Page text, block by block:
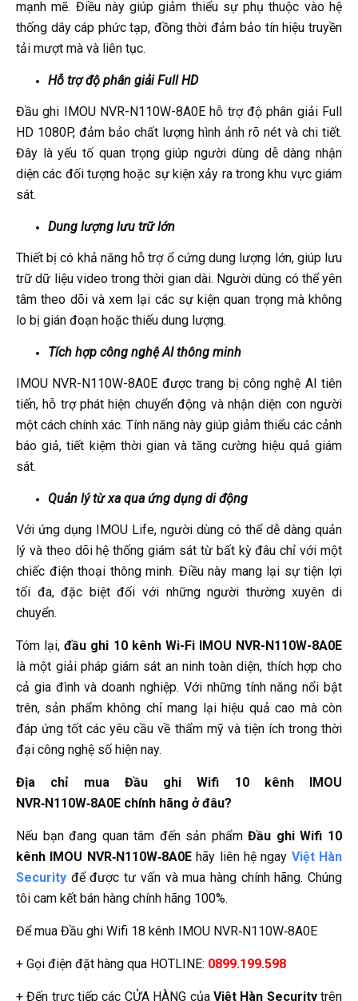
mạnh mẽ. Điều này giúp giảm thiểu sự phụ thuộc vào hệ
thống dây cáp phức tạp, đồng thời đảm bảo tín hiệu truyền
tải mượt mà và liên tục.
Hỗ trợ độ phân giải Full HD
Đầu ghi IMOU NVR-N110W-8A0E hỗ trợ độ phân giải Full
HD 1080P, đảm bảo chất lượng hình ảnh rõ nét và chi tiết.
Đây là yếu tố quan trọng giúp người dùng dễ dàng nhận
diện các đối tượng hoặc sự kiện xảy ra trong khu vực giám
sát.
Dung lượng lưu trữ lớn
Thiết bị có khả năng hỗ trợ ổ cứng dung lượng lớn, giúp lưu
trữ dữ liệu video trong thời gian dài. Người dùng có thể yên
tâm theo dõi và xem lại các sự kiện quan trọng mà không
lo bị gián đoạn hoặc thiếu dung lượng.
Tích hợp công nghệ AI thông minh
IMOU NVR-N110W-8A0E được trang bị công nghệ AI tiên
tiến, hỗ trợ phát hiện chuyển động và nhận diện con người
một cách chính xác. Tính năng này giúp giảm thiểu các cảnh
báo giả, tiết kiệm thời gian và tăng cường hiệu quả giám
sát.
Quản lý từ xa qua ứng dụng di động
Với ứng dụng IMOU Life, người dùng có thể dễ dàng quản
lý và theo dõi hệ thống giám sát từ bất kỳ đâu chỉ với một
chiếc điện thoại thông minh. Điều này mang lại sự tiện lợi
tối đa, đặc biệt đối với những người thường xuyên di
chuyển.
Tóm lại,đầu ghi 10 kênh Wi-Fi IMOU NVR-N110W-8A0E
là một giải pháp giám sát an ninh toàn diện, thích hợp cho
cả gia đình và doanh nghiệp. Với những tính năng nổi bật
trên, sản phẩm không chỉ mang lại hiệu quả cao mà còn
đáp ứng tốt các yêu cầu về thẩm mỹ và tiện ích trong thời
đại công nghệ số hiện nay.
Địa chỉ mua Đầu ghi Wifi 10 kênh IMOU
NVR‑N110W‑8A0E chính hãng ở đâu?
Nếu bạn đang quan tâm đến sản phẩmĐầu ghi Wifi 10
kênh IMOU NVR‑N110W‑8A0Ehãy liên hệ ngay Việt Hàn
Security để được tư vấn và mua hàng chính hãng. Chúng
tôi cam kết bán hàng chính hãng 100%.
Để mua Đầu ghi Wifi 18 kênh IMOU NVR‑N110W‑8A0E
+ Gọi điện đặt hàng qua HOTLINE: 0899.199.598
+ Đến trực tiếp các CỬA HÀNG của Việt Hàn Securitytrên